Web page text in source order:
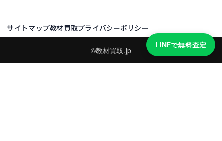
サイトマップ教材買取プライバシーポリシー
©教材買取.jp
LINEで無料査定